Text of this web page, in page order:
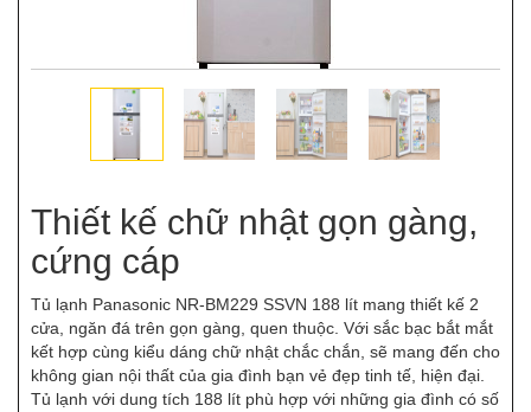
Thiết kế chữ nhật gọn gàng,
cứng cáp
Tủ lạnh Panasonic NR-BM229 SSVN 188 lít mang thiết kế 2
cửa, ngăn đá trên gọn gàng, quen thuộc. Với sắc bạc bắt mắt
kết hợp cùng kiểu dáng chữ nhật chắc chắn, sẽ mang đến cho
không gian nội thất của gia đình bạn vẻ đẹp tinh tế, hiện đại.
Tủ lạnh với dung tích 188 lít phù hợp với những gia đình có số